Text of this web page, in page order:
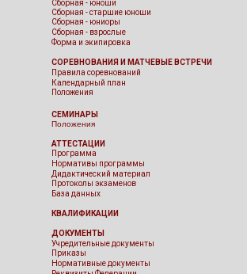
СОРЕВНОВАНИЯ И МАТЧЕВЫЕ ВСТРЕЧИ
Правила соревнований
СЕМИНАРЫ
Положения
АТТЕСТАЦИИ
КВАЛИФИКАЦИИ
ДОКУМЕНТЫ
Учредительные документы
Программа
Сборная - юниоры
Форма и экипировка
Сборная - старшие юноши
Сборная - юноши
Сборная - взрослые
Календарный план
База данных
Дидактический материал
Нормативы программы
Протоколы экзаменов
Нормативные документы
Приказы
Положения